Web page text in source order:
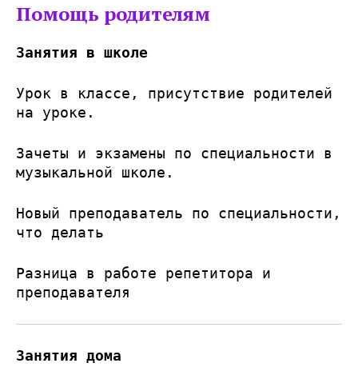
Помощь родителям
Занятия в школе
Урок в классе, присутствие родителей
на уроке.
Зачеты и экзамены по специальности в
музыкальной школе.
Новый преподаватель по специальности,
что делать
Разница в работе репетитора и
преподавателя
Занятия дома